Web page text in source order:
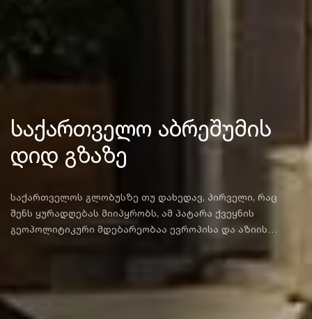
საქართველო აბრეშუმის
დიდ გზაზე
საქართველოს გლობუსზე თუ დახედავ, პირველი, რაც
შენს ყურადღებას მიიპყრობს, ამ პატარა ქვეყნის
გეოპოლიტიკური მდებარეობაა ევროპისა და აზიის
ქვეყანაზე გადიოდა აბრეშუმის დიდი გზა.